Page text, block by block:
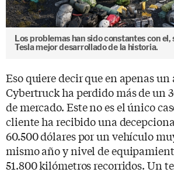
Los problemas han sido constantes con
Tesla mejor desarrollado de la historia.
Eso quiere decir que en apenas un
Cybertruck ha perdido más de un
de mercado. Este no es el único
cliente ha recibido una
60.500 dólares por un vehículo
mismo año y nivel de
51.800 kilómetros recorridos. Un